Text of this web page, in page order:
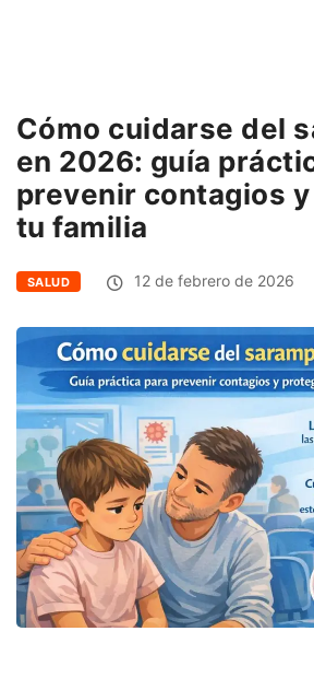
Cómo cuidarse del
en 2026: guía
prevenir contagios
tu familia
SALUD 12 de febrero de 2026